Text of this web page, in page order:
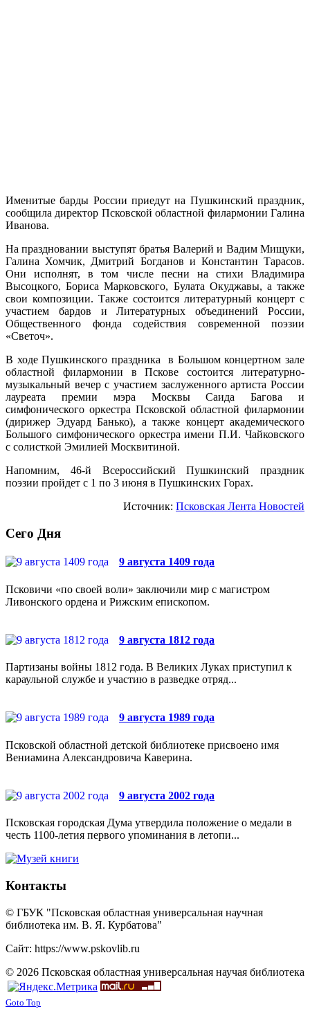
Именитые барды России приедут на Пушкинский праздник,
сообщила директор Псковской областной филармонии Галина
Иванова.
На праздновании выступят братья Валерий и Вадим Мищуки,
Галина Хомчик, Дмитрий Богданов и Константин Тарасов.
Они исполнят, в том числе песни на стихи Владимира
Высоцкого, Бориса Марковского, Булата Окуджавы, а также
свои композиции. Также состоится литературный концерт с
участием бардов и Литературных объединений России,
Общественного фонда содействия современной поэзии
«Светоч».
В ходе Пушкинского праздника в Большом концертном зале
областной филармонии в Пскове состоится литературно-
музыкальный вечер с участием заслуженного артиста России
лауреата премии мэра Москвы Саида Багова и
симфонического оркестра Псковской областной филармонии
(дирижер Эдуард Банько), а также концерт академического
Большого симфонического оркестра имени П.И. Чайковского
с солисткой Эмилией Москвитиной.
Напомним, 46-й Всероссийский Пушкинский праздник
поэзии пройдет с 1 по 3 июня в Пушкинских Горах.
Источник: Псковская Лента Новостей
Сего Дня
9 августа 1409 года
Псковичи «по своей воли» заключили мир с магистром
Ливонского ордена и Рижским епископом.
9 августа 1812 года
Партизаны войны 1812 года. В Великих Луках приступил к
караульной службе и участию в разведке отряд...
9 августа 1989 года
Псковской областной детской библиотеке присвоено имя
Вениамина Александровича Каверина.
9 августа 2002 года
Псковская городская Дума утвердила положение о медали в
честь 1100-летия первого упоминания в летопи...
Контакты
© ГБУК "Псковская областная универсальная научная
библиотека им. В. Я. Курбатова"
Сайт: https://www.pskovlib.ru
© 2026 Псковская областная универсальная научая библиотека
Goto Top